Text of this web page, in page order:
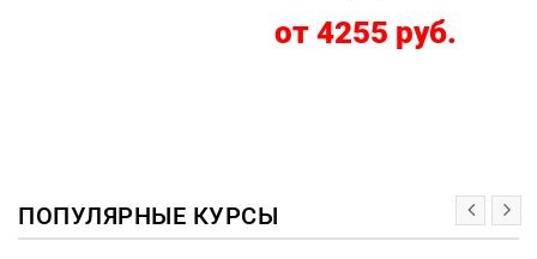
от 4255 руб.
ПОПУЛЯРНЫЕ КУРСЫ